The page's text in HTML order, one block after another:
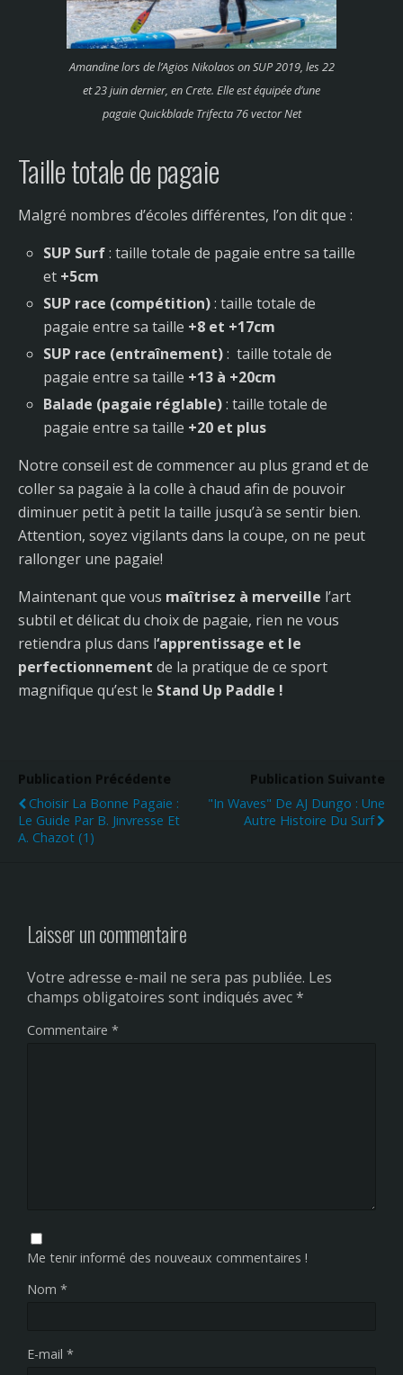
Amandine lors de l’Agios Nikolaos on SUP 2019, les 22
et 23 juin dernier, en Crete. Elle est équipée d’une
pagaie Quickblade Trifecta 76 vector Net
Taille totale de pagaie
Malgré nombres d’écoles différentes, l’on dit que :
SUP Surf: taille totale de pagaie entre sa taille
et +5cm
SUP race (compétition): taille totale de
pagaie entre sa taille +8 et +17cm
SUP race (entraînement): taille totale de
pagaie entre sa taille +13 à +20cm
Balade (pagaie réglable): taille totale de
pagaie entre sa taille +20 et plus
Notre conseil est de commencer au plus grand et de
coller sa pagaie à la colle à chaud afin de pouvoir
diminuer petit à petit la taille jusqu’à se sentir bien.
Attention, soyez vigilants dans la coupe, on ne peut
rallonger une pagaie!
Maintenant que vous maîtrisez à merveille l’art
subtil et délicat du choix de pagaie, rien ne vous
retiendra plus dans l‘apprentissage et le
perfectionnement de la pratique de ce sport
magnifique qu’est le Stand Up Paddle !
Publication Précédente
Choisir La Bonne Pagaie :
Le Guide Par B. Jinvresse Et
A. Chazot (1)
Publication Suivante
"In Waves" De AJ Dungo : Une
Autre Histoire Du Surf
Laisser un commentaire
Votre adresse e-mail ne sera pas publiée. Les
champs obligatoires sont indiqués avec*
Commentaire *
Me tenir informé des nouveaux commentaires !
Nom *
E-mail *